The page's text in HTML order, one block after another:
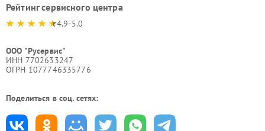
Рейтинг сервисного центра
4.9-5.0
ООО "Русервис"
ИНН 7702633247
ОГРН 1077746335776
Поделиться в соц. сетях: